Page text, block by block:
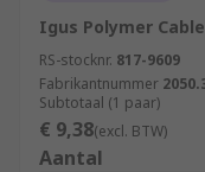
Igus Polymer
RS-stocknr. 817-9609
Fabrikantnummer
Subtotaal (1 paar)
€ 9,38(excl. BTW)
Aantal